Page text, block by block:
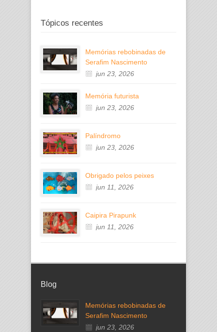
Tópicos recentes
Memórias rebobinadas de
Serafim Nascimento
jun 23, 2026
Memória futurista
jun 23, 2026
Palíndromo
jun 23, 2026
Obrigado pelos peixes
jun 11, 2026
Caipira Pirapunk
jun 11, 2026
Blog
Memórias rebobinadas de
Serafim Nascimento
jun 23, 2026